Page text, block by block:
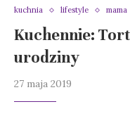
kuchnia lifestyle mama
Kuchennie:
urodziny
27 maja 2019